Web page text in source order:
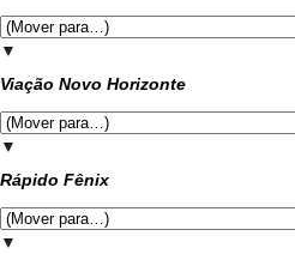
▼
Viação Novo Horizonte
▼
Rápido Fênix
▼